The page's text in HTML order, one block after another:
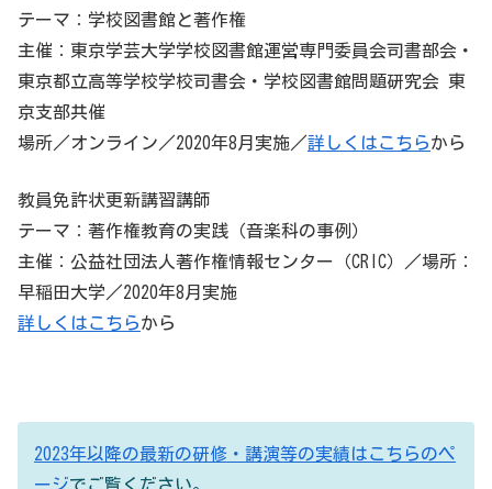
テーマ：学校図書館と著作権
主催：東京学芸大学学校図書館運営専門委員会司書部会・
東京都立高等学校学校司書会・学校図書館問題研究会 東
京支部共催
場所／オンライン／2020年8月実施／詳しくはこちらから
教員免許状更新講習講師
テーマ：著作権教育の実践（音楽科の事例）
主催：公益社団法人著作権情報センター（CRIC）／場所：
早稲田大学／2020年8月実施
詳しくはこちらから
2023年以降の最新の研修・講演等の実績はこちらのペ
ージでご覧ください。